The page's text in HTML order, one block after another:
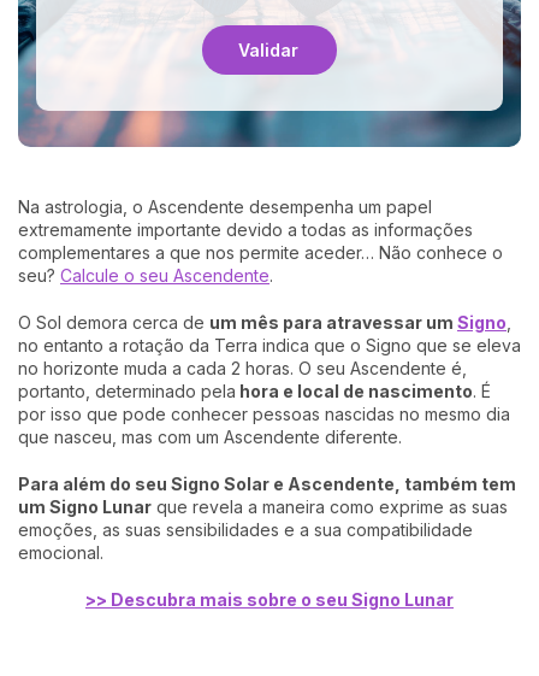
Validar
Na astrologia, o Ascendente desempenha um papel
extremamente importante devido a todas as informações
complementares a que nos permite aceder… Não conhece o
seu? Calcule o seu Ascendente.
O Sol demora cerca de um mês para atravessar um Signo
no entanto a rotação da Terra indica que o Signo que se eleva
no horizonte muda a cada 2 horas. O seu Ascendente é,
portanto, determinado pela hora e local de nascimento. É
por isso que pode conhecer pessoas nascidas no mesmo dia
que nasceu, mas com um Ascendente diferente.
Para além do seu Signo Solar e Ascendente, também tem
um Signo Lunar que revela a maneira como exprime as suas
emoções, as suas sensibilidades e a sua compatibilidade
emocional.
>> Descubra mais sobre o seu Signo Lunar